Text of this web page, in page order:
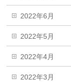
2022年6月
2022年5月
2022年4月
2022年3月